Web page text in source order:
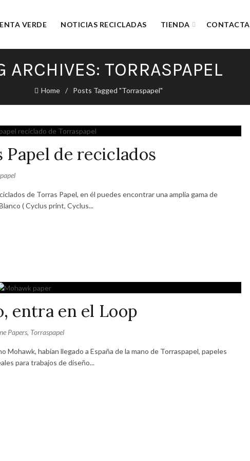
VERDE NOTICIAS RECICLADAS TIENDA CONTACTA
ARCHIVES: TORRASPAPEL
Home Posts Tagged "Torraspapel"
de reciclados
de Torras Papel, en él puedes encontrar una amplia gama de
( Cyclus print, Cyclus...
entra en el Loop
Papers, Torraspapel
habían llegado a España de la mano de Torraspapel, papeles
para trabajos de diseño...